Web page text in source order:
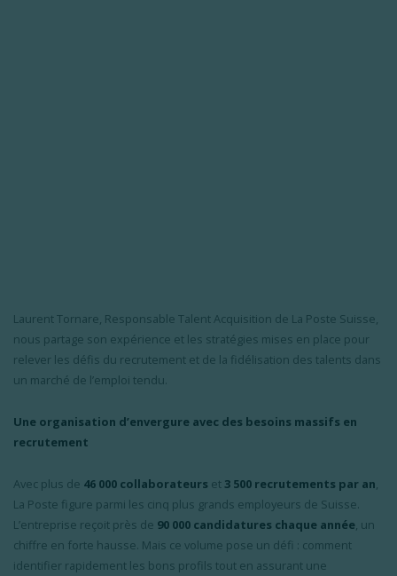
Laurent Tornare, Responsable Talent Acquisition de La Poste Suisse,
nous partage son expérience et les stratégies mises en place pour
relever les défis du recrutement et de la fidélisation des talents dans
un marché de l’emploi tendu.
Une organisation d’envergure avec des besoins massifs en
recrutement
Avec plus de 46 000 collaborateurs et 3 500 recrutements par an,
La Poste figure parmi les cinq plus grands employeurs de Suisse.
L’entreprise reçoit près de 90 000 candidatures chaque année, un
chiffre en forte hausse. Mais ce volume pose un défi : comment
identifier rapidement les bons profils tout en assurant une